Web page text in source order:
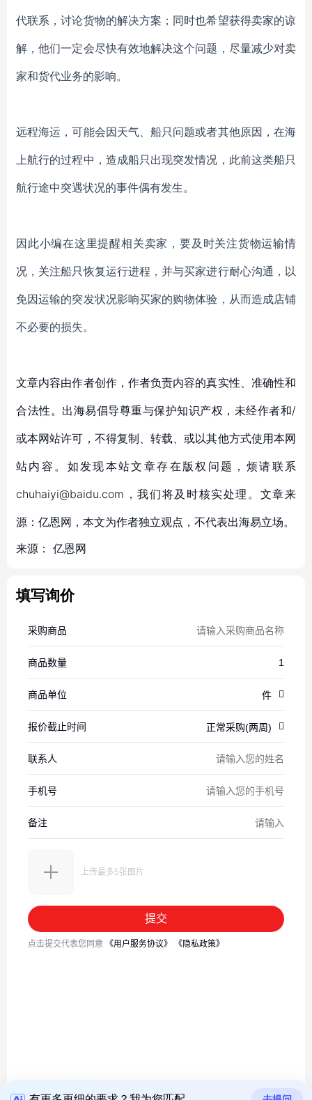
代联系，讨论货物的解决方案 ；同时也希望获得卖家的谅
解，他们一定会尽快有效地解决这个问题，尽量减少对卖
家和货代业务的影响。
远程海运，可能会因天气、船只问题或者其他原因，在海
上航行的过程中， 造成船只出现突发情况，此前这类船只
航行途中突遇状况的事件偶有发生。
因此小编在这里提醒相关卖家，要及时关注货物运输情
况，关注船只恢复运行进程，并与买家进行耐心沟通，以
免因运输的突发状况影响买家的购物体验，从而造成店铺
不必要的损失。
文章内容由作者创作，作者负责内容的真实性、准确性和
合法性。出海易倡导尊重与保护知识产权，未经作者和/
或本网站许可，不得复制、转载、或以其他方式使用本网
站内容。如发现本站文章存在版权问题，烦请联系
chuhaiyi@baidu.com，我们将及时核实处理。文章来
源：亿恩网，本文为作者独立观点，不代表出海易立场。
来源： 亿恩网
填写询价